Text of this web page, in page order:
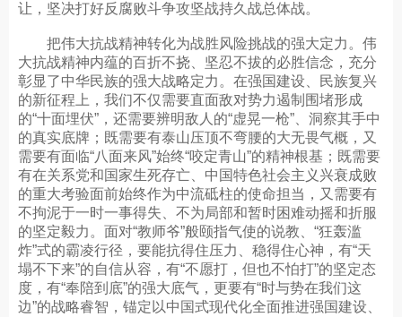
让，坚决打好反腐败斗争攻坚战持久战总体战。
把伟大抗战精神转化为战胜风险挑战的强大定力。伟
大抗战精神内蕴的百折不挠、坚忍不拔的必胜信念，充分
彰显了中华民族的强大战略定力。在强国建设、民族复兴
的新征程上，我们不仅需要直面敌对势力遏制围堵形成
的“十面埋伏”，还需要辨明敌人的“虚晃一枪”、洞察其手中
的真实底牌；既需要有泰山压顶不弯腰的大无畏气概，又
需要有面临“八面来风”始终“咬定青山”的精神根基；既需要
有在关系党和国家生死存亡、中国特色社会主义兴衰成败
的重大考验面前始终作为中流砥柱的使命担当，又需要有
不拘泥于一时一事得失、不为局部和暂时困难动摇和折服
的坚定毅力。面对“教师爷”般颐指气使的说教、“狂轰滥
炸”式的霸凌行径，要能抗得住压力、稳得住心神，有“天
塌不下来”的自信从容，有“不愿打，但也不怕打”的坚定态
度，有“奉陪到底”的强大底气，更要有“时与势在我们这
边”的战略睿智，锚定以中国式现代化全面推进强国建设、